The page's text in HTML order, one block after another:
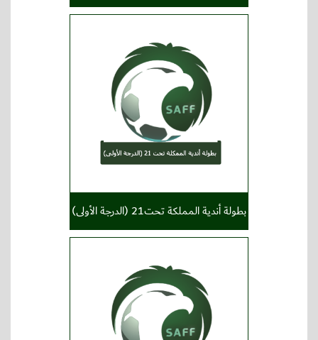
بطولة أندية المملكة تحت21 (الدرجة الأولى)